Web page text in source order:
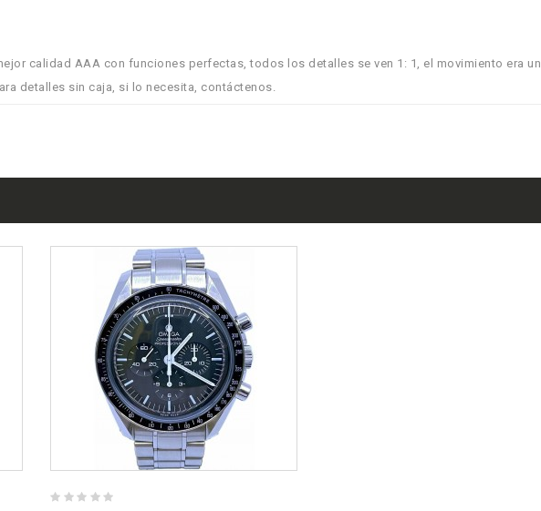
calidad AAA con funciones perfectas, todos los detalles se ven 1: 1, el movimiento era un
detalles sin caja, si lo necesita, contáctenos.